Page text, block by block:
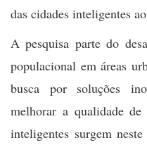
das cidades inteligentes
A pesquisa parte do
populacional em áreas
busca por soluções
melhorar a qualidade
inteligentes surgem